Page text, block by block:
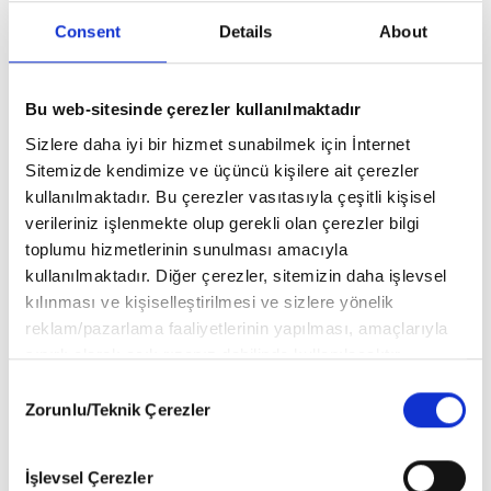
Consent Details About
Bu web-sitesinde çerezler kullanılmaktadır
Sizlere daha iyi bir hizmet sunabilmek için İnternet
Sitemizde kendimize ve üçüncü kişilere ait çerezler
kullanılmaktadır. Bu çerezler vasıtasıyla çeşitli kişisel
verileriniz işlenmekte olup gerekli olan çerezler bilgi
toplumu hizmetlerinin sunulması amacıyla
kullanılmaktadır. Diğer çerezler, sitemizin daha işlevsel
kılınması ve kişiselleştirilmesi ve sizlere yönelik
reklam/pazarlama faaliyetlerinin yapılması, amaçlarıyla
sınırlı olarak açık rızanız dahilinde kullanılacaktır.
vasıtasıyla belirleyebilirsiniz. Çerezlere ilişkin detaylı bilgi
Çerez Bilgilendirme
6698 sayılı Kişisel Verilerin Korunması Kanunu uyarınca
Selection
Zorunlu/Teknik Çerezler
İşlevsel Çerezler
Öncekini Oku
Obezite Algısını Değiştirmeyi Hedefleyen
Sonrakini Oku
CADDELER
Ünlüler Bodrum'da Sezonu Açtı
Şamdan Plus Objektifinden